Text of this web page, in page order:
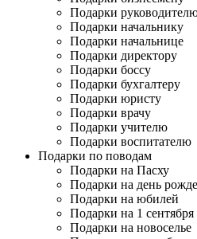
Подарки
Подарки начальнику
Подарки начальнице
Подарки директору
Подарки боссу
Подарки бухгалтеру
Подарки юристу
Подарки врачу
Подарки учителю
Подарки воспитателю
Подарки по поводам
Подарки на Пасху
Подарки на день
Подарки на юбилей
Подарки на 1 сентября
Подарки на новоселье